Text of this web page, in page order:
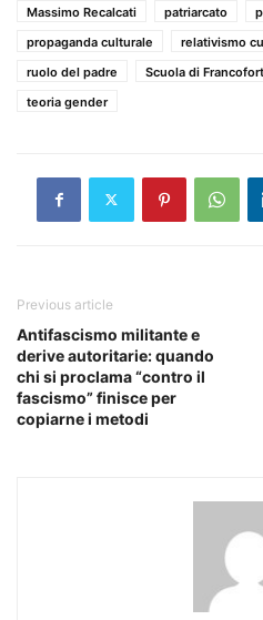
Massimo Recalcati
patriarcato
propaganda culturale
relativismo
ruolo del padre
Scuola di
teoria gender
Previous article
Antifascismo militante e
derive autoritarie: quando
chi si proclama “contro il
fascismo” finisce per
copiarne i metodi